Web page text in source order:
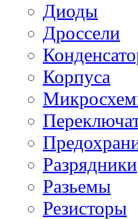
Диоды
Дроссели
Корпуса
Разрядники
Разьемы
Резисторы